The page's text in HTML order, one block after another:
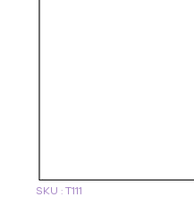
SKU : T111